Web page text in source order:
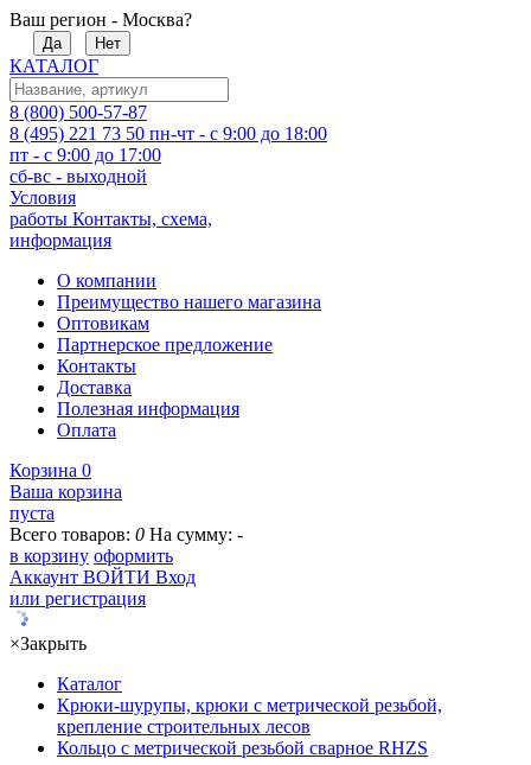
Ваш регион - Москва?
Да Нет
КАТАЛОГ
8 (800) 500-57-87
8 (495) 221 73 50 пн-чт - с 9:00 до 18:00
пт - с 9:00 до 17:00
сб-вс - выходной
Условия
работы Контакты, схема,
информация
О компании
Преимущество нашего магазина
Оптовикам
Партнерское предложение
Контакты
Доставка
Полезная информация
Оплата
Корзина 0
Ваша корзина
пуста
Всего товаров: 0 На сумму: -
в корзину оформить
Аккаунт ВОЙТИ Вход
или регистрация
×Закрыть
Каталог
Крюки-шурупы, крюки с метрической резьбой,
крепление строительных лесов
Кольцо с метрической резьбой сварное RHZS